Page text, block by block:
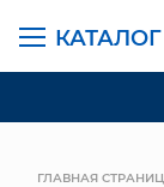
КАТАЛОГ
ГЛАВНАЯ